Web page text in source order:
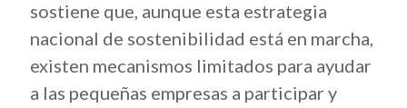
sostiene que, aunque esta estrategia
nacional de sostenibilidad está en marcha,
existen mecanismos limitados para ayudar
a las pequeñas empresas a participar y